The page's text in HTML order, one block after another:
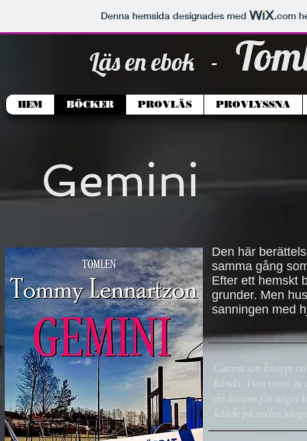
Denna hemsida designades med .com
Läs en ebok -
HEM BÖCKER PROVLÄS PROVLYSSNA
Gemini
Den här
samma gång
Efter ett hemskt
grunder. Men
sanningen med
Carina sov knappt
hända. Hon visste
dit honom för något
kände på andra